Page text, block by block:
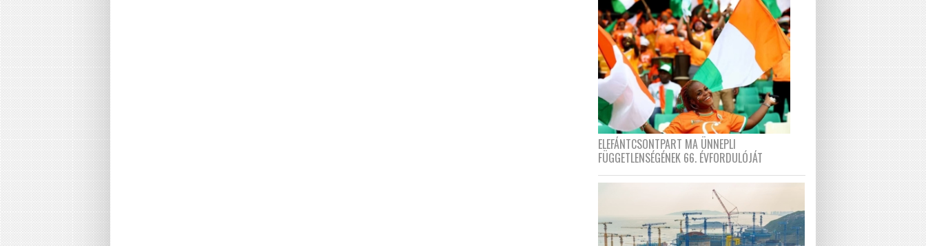
ELEFÁNTCSONTPART MA ÜNNEPLI
FÜGGETLENSÉGÉNEK 66. ÉVFORDULÓJÁT